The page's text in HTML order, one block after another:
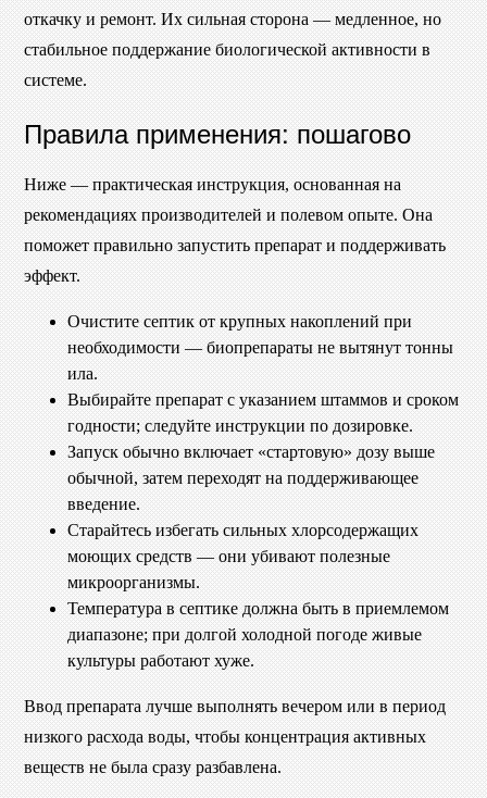
откачку и ремонт. Их сильная сторона — медленное, но
стабильное поддержание биологической активности в
системе.
Правила применения: пошагово
Ниже — практическая инструкция, основанная на
рекомендациях производителей и полевом опыте. Она
поможет правильно запустить препарат и поддерживать
эффект.
Очистите септик от крупных накоплений при
необходимости — биопрепараты не вытянут тонны
ила.
Выбирайте препарат с указанием штаммов и сроком
годности; следуйте инструкции по дозировке.
Запуск обычно включает «стартовую» дозу выше
обычной, затем переходят на поддерживающее
введение.
Старайтесь избегать сильных хлорсодержащих
моющих средств — они убивают полезные
микроорганизмы.
Температура в септике должна быть в приемлемом
диапазоне; при долгой холодной погоде живые
культуры работают хуже.
Ввод препарата лучше выполнять вечером или в период
низкого расхода воды, чтобы концентрация активных
веществ не была сразу разбавлена.